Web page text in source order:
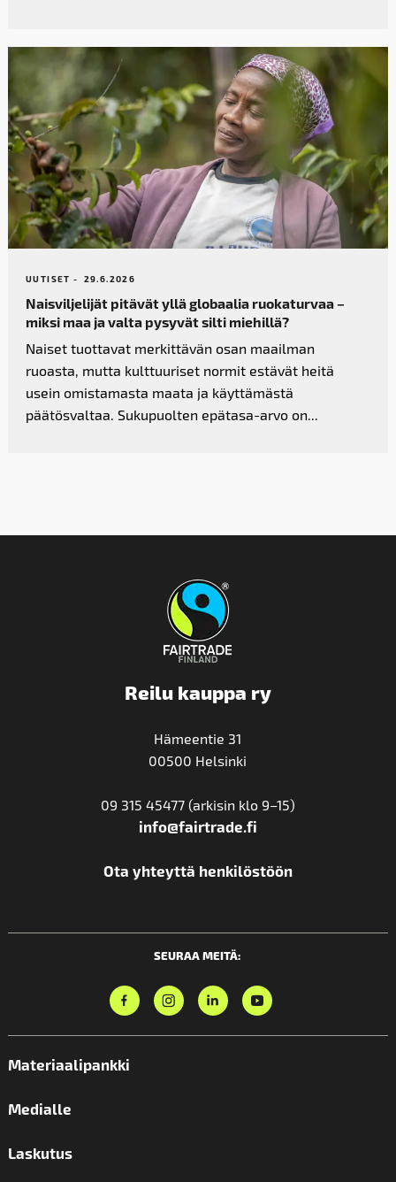
UUTISET - 29.6.2026
Naisviljelijät pitävät yllä globaalia ruokaturvaa –
miksi maa ja valta pysyvät silti miehillä?
Naiset tuottavat merkittävän osan maailman
ruoasta, mutta kulttuuriset normit estävät heitä
usein omistamasta maata ja käyttämästä
päätösvaltaa. Sukupuolten epätasa-arvo on...
Reilu kauppa ry
Hämeentie 31
00500 Helsinki
09 315 45477 (arkisin klo 9–15)
info@fairtrade.fi
Ota yhteyttä henkilöstöön
SEURAA MEITÄ:
Materiaalipankki
Medialle
Laskutus